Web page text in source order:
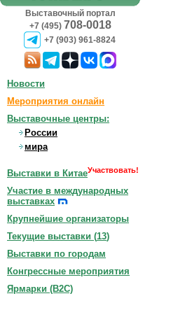
Выставочный портал
+7 (495) 708-0018
+7 (903) 961-8824
Новости
Мероприятия онлайн
Выставочные центры:
России
мира
Выставки в КитаеУчаствовать!
Участие в международных
выставках
Крупнейшие организаторы
Текущие выставки (13)
Выставки по городам
Конгрессные мероприятия
Ярмарки (B2C)